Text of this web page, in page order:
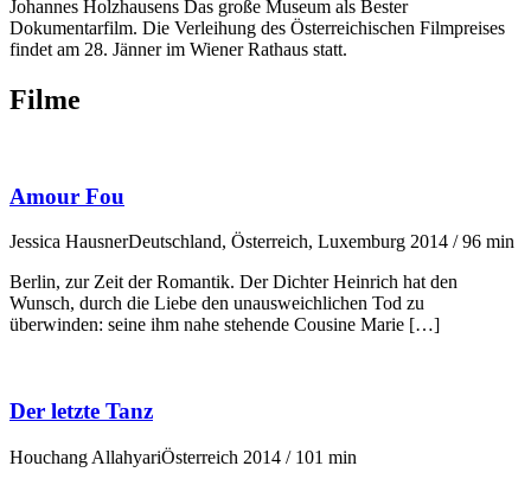
Johannes Holzhausens Das große Museum als Bester
Dokumentarfilm. Die Verleihung des Österreichischen Filmpreises
findet am 28. Jänner im Wiener Rathaus statt.
Filme
Amour Fou
Jessica HausnerDeutschland, Österreich, Luxemburg 2014 / 96 min
Berlin, zur Zeit der Romantik. Der Dichter Heinrich hat den
Wunsch, durch die Liebe den unausweichlichen Tod zu
überwinden: seine ihm nahe stehende Cousine Marie […]
Der letzte Tanz
Houchang AllahyariÖsterreich 2014 / 101 min